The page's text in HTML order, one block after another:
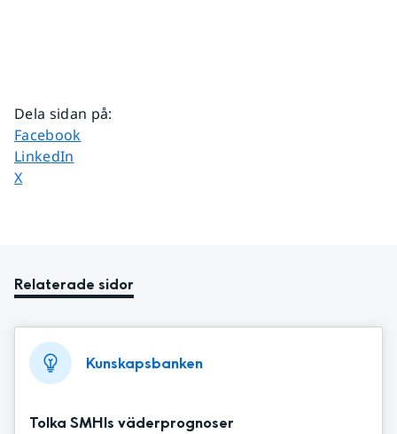
Dela sidan på:
Dela sidan på
Facebook
Dela sidan på
LinkedIn
Dela sidan på
X
Relaterade sidor
Kunskapsbanken
Tolka SMHIs väderprognoser